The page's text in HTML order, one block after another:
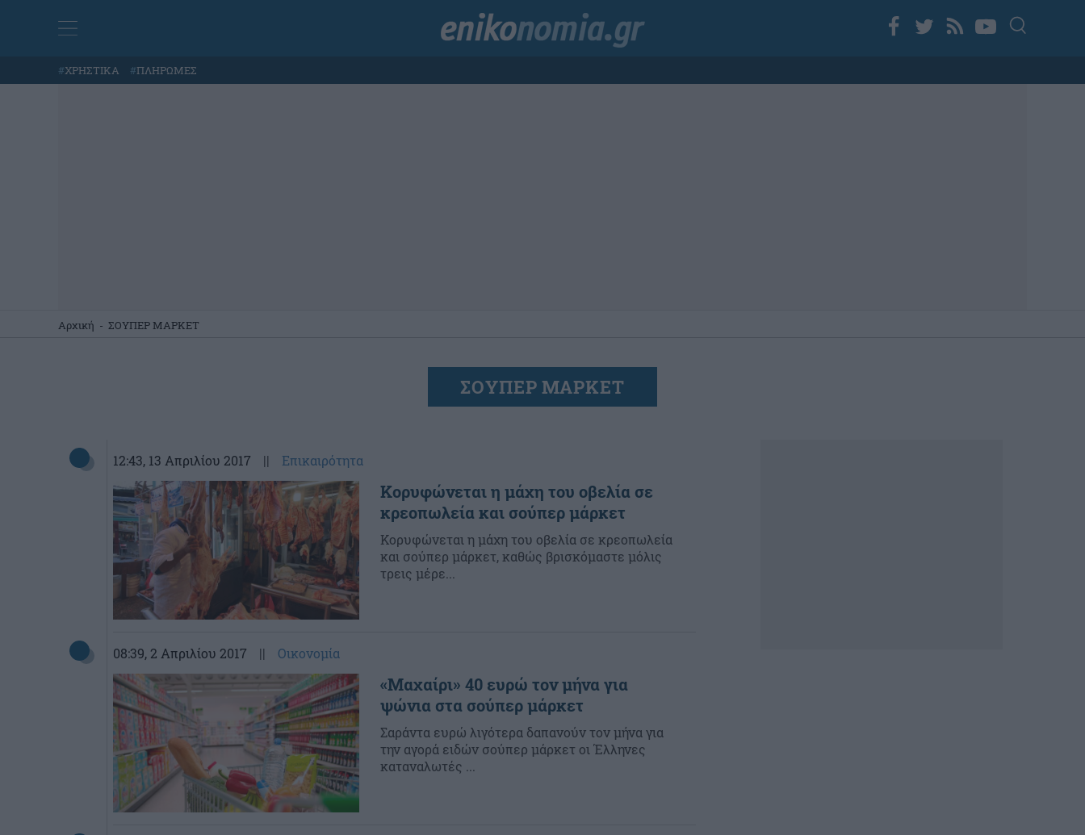
#ΧΡΗΣΤΙΚΑ #ΠΛΗΡΩΜΕΣ
Αρχική - ΣΟΥΠΕΡ ΜΑΡΚΕΤ
ΣΟΥΠΕΡ ΜΑΡΚΕΤ
12:43, 13 Απριλίου 2017 || Επικαιρότητα
Κορυφώνεται η μάχη του οβελία σε
κρεοπωλεία και σούπερ μάρκετ
Κορυφώνεται η μάχη του οβελία σε κρεοπωλεία
και σούπερ μάρκετ, καθώς βρισκόμαστε μόλις
τρεις μέρε...
08:39, 2 Απριλίου 2017 || Οικονομία
«Μαχαίρι» 40 ευρώ τον μήνα για
ψώνια στα σούπερ μάρκετ
Σαράντα ευρώ λιγότερα δαπανούν τον μήνα για
την αγορά ειδών σούπερ μάρκετ οι Έλληνες
καταναλωτές ...